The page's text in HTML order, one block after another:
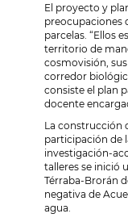
El proyecto y
preocupaciones
parcelas. “Ellos
territorio de
cosmovisión,
corredor
consiste el plan
docente
La construcción
participación de
investigación-
talleres se inició
Térraba-Brorán
negativa de
agua.